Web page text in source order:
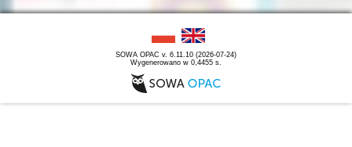
SOWA OPAC v. 6.11.10 (2026-07-24)
Wygenerowano w 0,4455 s.